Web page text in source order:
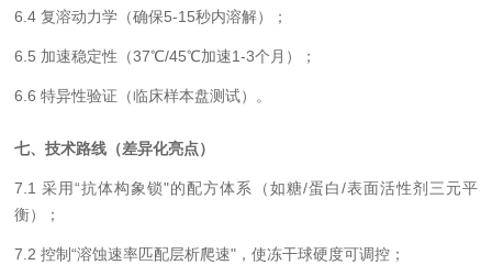
6.4 复溶动力学（确保5-15秒内溶解）；
6.5 加速稳定性（37℃/45℃加速1-3个月）；
6.6 特异性验证（临床样本盘测试）。
七、技术路线（差异化亮点）
7.1 采用“抗体构象锁"的配方体系（如糖/蛋白/表面活性剂三元平
衡）；
7.2 控制“溶蚀速率匹配层析爬速"，使冻干球硬度可调控；